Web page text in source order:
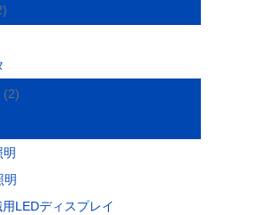
(2)
明
明
LEDディスプレイ